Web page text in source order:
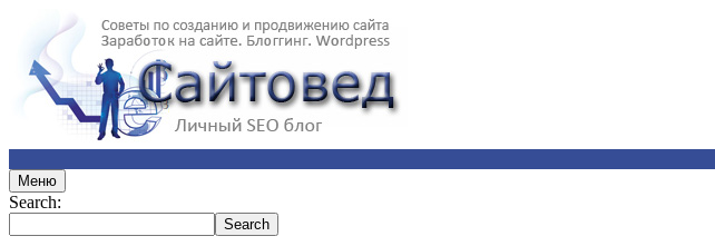
Меню
Search: